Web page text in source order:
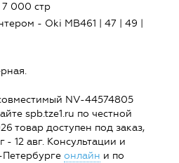
7 000 стр
- Oki MB461 | 47 | 49 |
NV-44574805
spb.tze1.ru по честной
товар доступен под заказ,
- 12 авг. Консультации и
онлайн и по